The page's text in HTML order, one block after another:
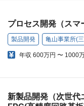
プロセス開発（スマ
製品開発 亀山事業所(
年収 600万円 〜 1000
新製品開発（次世代